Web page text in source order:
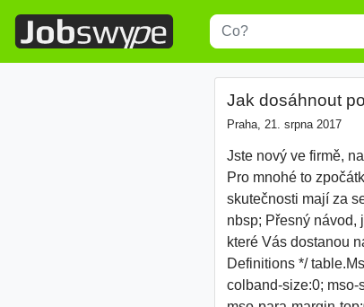
Title
Jak dosáhnout
Praha, 21. srpna 2017
Jste nový ve firmě,
Pro mnohé to
skutečnosti mají za
nbsp; Přesný návod,
které Vás dostanou
Definitions */
colband-size:0; mso-